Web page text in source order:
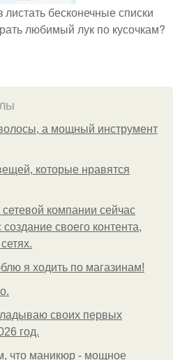
бесконечные списки
любимый лук по кусочкам?
а мощный инструмент
которые нравятся
сетевой компании сейчас
своего контента,
я ходить по магазинам!
своих первых
год.
что маникюр - мощное